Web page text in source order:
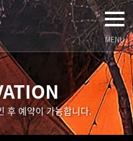
MENU
후 예약이 가능합니다.